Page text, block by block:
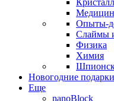
Опыты-
Слаймы
Физика
Химия
Новогодние подарки
Еще
nanoBlock